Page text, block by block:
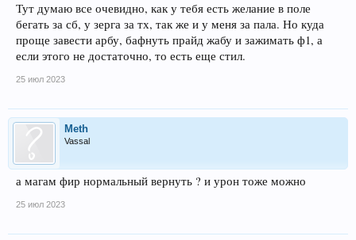
Тут думаю все очевидно, как у тебя есть желание в поле
бегать за сб, у зерга за тх, так же и у меня за пала. Но куда
проще завести арбу, бафнуть прайд жабу и зажимать ф1, а
если этого не достаточно, то есть еще стил.
25 июл 2023
Meth
Vassal
а магам фир нормальный вернуть ? и урон тоже можно
25 июл 2023